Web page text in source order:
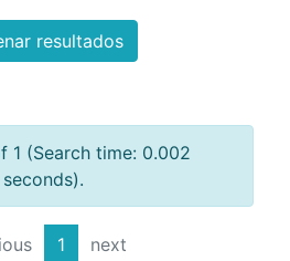
resultados
1 (Search time: 0.002
seconds).
1 next